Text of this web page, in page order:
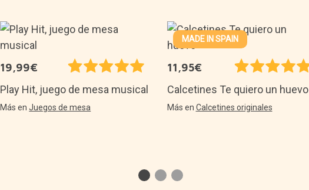
19,99€
Play Hit, juego de mesa musical
Más enJuegos de mesa
MADE IN SPAIN
11,95€
Calcetines Te quiero un huevo
Más en Calcetines originales